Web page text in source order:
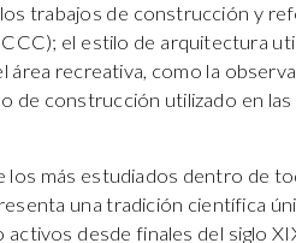
trabajos de construcción y
el estilo de arquitectura
recreativa, como la
de construcción utilizado en
los más estudiados dentro de
una tradición científica
desde finales del siglo